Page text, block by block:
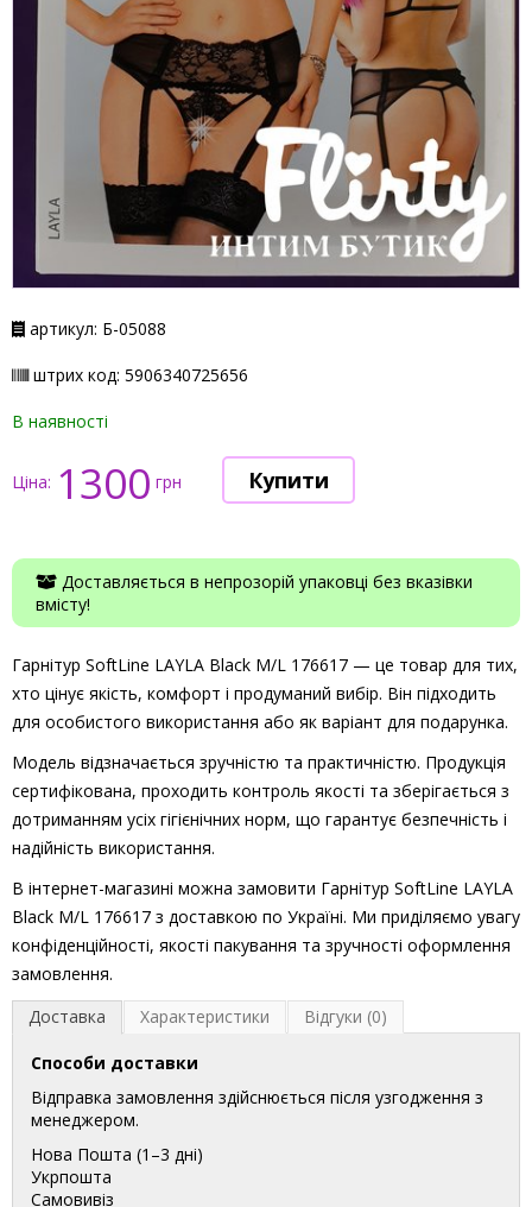
артикул: Б-05088
штрих код: 5906340725656
В наявності
Ціна: 1300 грн
Доставляється в непрозорій упаковці без вказівки
вмісту!
Гарнітур SoftLine LAYLA Black M/L 176617 — це товар для тих,
хто цінує якість, комфорт і продуманий вибір. Він підходить
для особистого використання або як варіант для подарунка.
Модель відзначається зручністю та практичністю. Продукція
сертифікована, проходить контроль якості та зберігається з
дотриманням усіх гігієнічних норм, що гарантує безпечність і
надійність використання.
В інтернет-магазині можна замовити Гарнітур SoftLine LAYLA
Black M/L 176617 з доставкою по Україні. Ми приділяємо увагу
конфіденційності, якості пакування та зручності оформлення
замовлення.
Доставка
Характеристики Відгуки (0)
Способи доставки
Відправка замовлення здійснюється після узгодження з
менеджером.
Нова Пошта (1–3 дні)
Укрпошта
Самовивіз